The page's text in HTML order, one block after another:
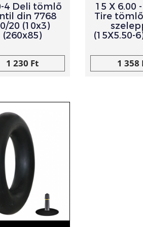
4 Deli tömlő
din 7768
20 (10x3)
(260x85)
1 230 Ft
15 X 6.00
Tire
(15X5.50-
1 358